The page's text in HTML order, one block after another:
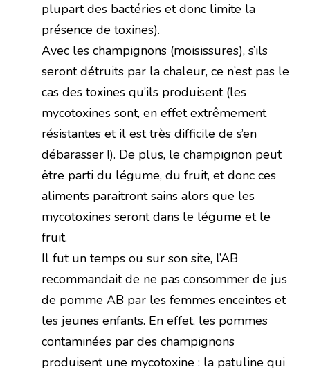
plupart des bactéries et donc limite la
présence de toxines).
Avec les champignons (moisissures), s’ils
seront détruits par la chaleur, ce n’est pas le
cas des toxines qu’ils produisent (les
mycotoxines sont, en effet extrêmement
résistantes et il est très difficile de s’en
débarasser !). De plus, le champignon peut
être parti du légume, du fruit, et donc ces
aliments paraitront sains alors que les
mycotoxines seront dans le légume et le
fruit.
Il fut un temps ou sur son site, l’AB
recommandait de ne pas consommer de jus
de pomme AB par les femmes enceintes et
les jeunes enfants. En effet, les pommes
contaminées par des champignons
produisent une mycotoxine : la patuline qui